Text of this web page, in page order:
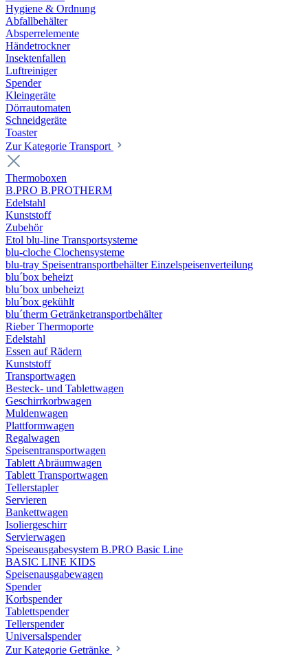
Hygiene & Ordnung
Abfallbehälter
Absperrelemente
Händetrockner
Insektenfallen
Luftreiniger
Spender
Kleingeräte
Dörrautomaten
Schneidgeräte
Toaster
Zur Kategorie Transport
Thermoboxen
B.PRO B.PROTHERM
Edelstahl
Kunststoff
Zubehör
Etol blu-line Transportsysteme
blu-cloche Clochensysteme
blu-tray Speisentransportbehälter Einzelspeisenverteilung
blu´box beheizt
blu´box unbeheizt
blu´box gekühlt
blu´therm Getränketransportbehälter
Rieber Thermoporte
Edelstahl
Essen auf Rädern
Kunststoff
Transportwagen
Besteck- und Tablettwagen
Geschirrkorbwagen
Muldenwagen
Plattformwagen
Regalwagen
Speisentransportwagen
Tablett Abräumwagen
Tablett Transportwagen
Tellerstapler
Servieren
Bankettwagen
Isoliergeschirr
Servierwagen
Speiseausgabesystem B.PRO Basic Line
BASIC LINE KIDS
Speisenausgabewagen
Spender
Korbspender
Tablettspender
Tellerspender
Universalspender
Zur Kategorie Getränke